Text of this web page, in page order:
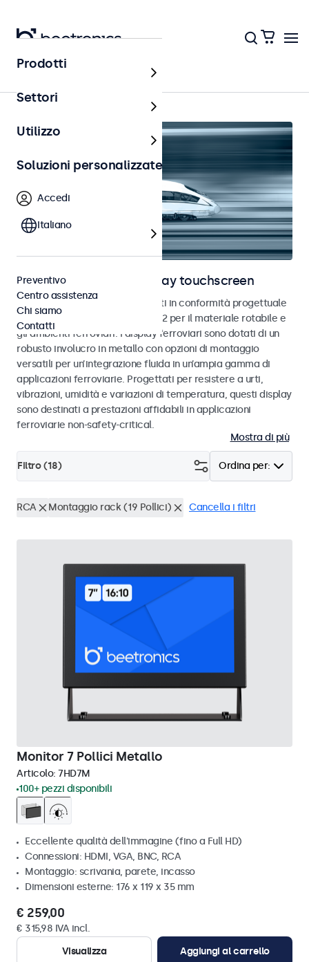
Home
Monitor ferroviari e display touchscreen
Monitor e touchscreen sviluppati in conformità progettuale
alle norme EN 50155 e EN 45545-2 per il materiale rotabile e
gli ambienti ferroviari. I display ferroviari sono dotati di un
robusto involucro in metallo con opzioni di montaggio
versatili per un’integrazione fluida in un’ampia gamma di
applicazioni ferroviarie. Progettati per resistere a urti,
vibrazioni, umidità e variazioni di temperatura, questi display
sono destinati a prestazioni affidabili in applicazioni
ferroviarie non-safety-critical.
Mostra di più
Ordina per:
Filtro (18)
RCA Montaggio rack (19 Pollici) Cancella i filtri
Monitor 7 Pollici Metallo
Articolo: 7HD7M
100+ pezzi disponibili
Eccellente qualità dell'immagine (fino a Full HD)
Connessioni: HDMI, VGA, BNC, RCA
Montaggio: scrivania, parete, incasso
Dimensioni esterne: 176 x 119 x 35 mm
€ 259,00
€ 315,98 IVA incl.
Visualizza
Aggiungi al carrello
Prodotti
Settori
Utilizzo
Soluzioni personalizzate
Accedi
Italiano
Preventivo
Centro assistenza
Chi siamo
Contatti